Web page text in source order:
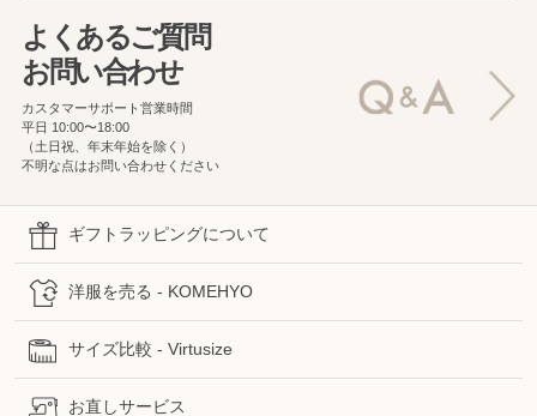
よくあるご質問
お問い合わせ
カスタマーサポート営業時間
平日 10:00〜18:00
（土日祝、年末年始を除く）
不明な点はお問い合わせください
ギフトラッピングについて
洋服を売る - KOMEHYO
サイズ比較 - Virtusize
お直しサービス